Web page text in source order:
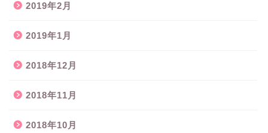
2019年2月
2019年1月
2018年12月
2018年11月
2018年10月